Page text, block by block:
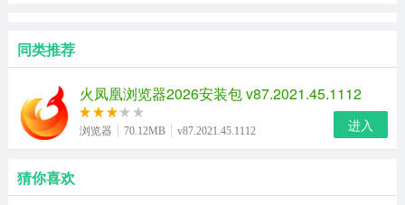
同类推荐
火凤凰浏览器2026安装包 v87.2021.45.1112
浏览器 70.12MB v87.2021.45.1112 进入
猜你喜欢